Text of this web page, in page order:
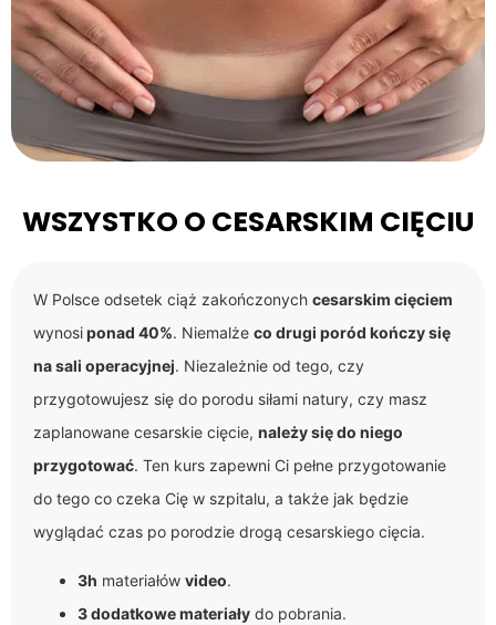
WSZYSTKO O CESARSKIM CIĘCIU
W Polsce odsetek ciąż zakończonych cesarskim cięciem
wynosiponad 40%. Niemalże co drugi poród kończy się
na sali operacyjnej. Niezależnie od tego, czy
przygotowujesz się do porodu siłami natury, czy masz
zaplanowane cesarskie cięcie, należy się do niego
przygotować. Ten kurs zapewni Ci pełne przygotowanie
do tego co czeka Cię w szpitalu, a także jak będzie
wyglądać czas po porodzie drogą cesarskiego cięcia.
3h materiałów video.
3 dodatkowe materiały do pobrania.